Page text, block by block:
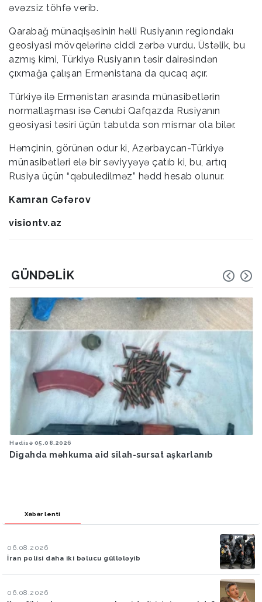
əvəzsiz töhfə verib.
Qarabağ münaqişəsinin həlli Rusiyanın regiondakı
geosiyasi mövqelərinə ciddi zərbə vurdu. Üstəlik, bu
azmış kimi, Türkiyə Rusiyanın təsir dairəsindən
çıxmağa çalışan Ermənistana da qucaq açır.
Türkiyə ilə Ermənistan arasında münasibətlərin
normallaşması isə Cənubi Qafqazda Rusiyanın
geosiyasi təsiri üçün tabutda son mismar ola bilər.
Həmçinin, görünən odur ki, Azərbaycan-Türkiyə
münasibətləri elə bir səviyyəyə çatıb ki, bu, artıq
Rusiya üçün “qəbuledilməz” hədd hesab olunur.
Kamran Cəfərov
visiontv.az
GÜNDƏLIK
Hadisə 05.08.2026
Digahda məhkuma aid silah-sursat aşkarlanıb
Xəbər lenti
06.08.2026
İran polisi daha iki bəlucu güllələyib
06.08.2026